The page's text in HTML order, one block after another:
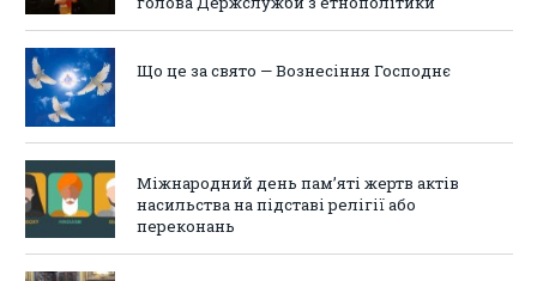
Що це за свято — Вознесіння Господнє
Міжнародний день пам’яті жертв актів
насильства на підставі релігії або
переконань